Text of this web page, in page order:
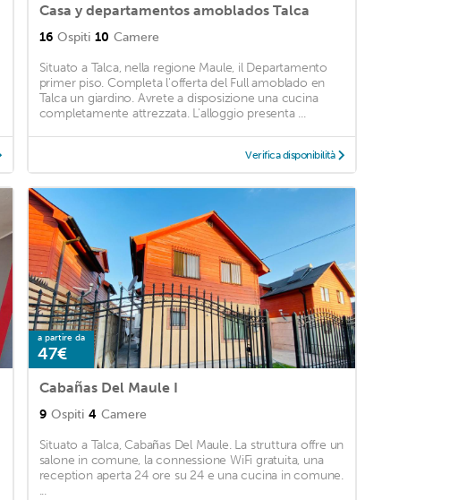
Casa y departamentos amoblados Talca
16 Ospiti 10 Camere
Situato a Talca, nella regione Maule, il Departamento
primer piso. Completa l'offerta del Full amoblado en
Talca un giardino. Avrete a disposizione una cucina
completamente attrezzata. L'alloggio presenta ...
Verifica disponibilità
a partire da
47€
Cabañas Del Maule I
9 Ospiti 4 Camere
Situato a Talca, Cabañas Del Maule. La struttura offre un
salone in comune, la connessione WiFi gratuita, una
reception aperta 24 ore su 24 e una cucina in comune.
...